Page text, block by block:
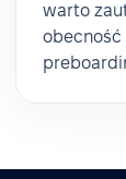
warto
obecność